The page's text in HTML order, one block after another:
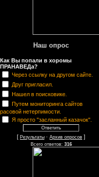
Наш опрос
Как Вы попали в хоромы
ПРАНАВЕДа?
Через ссылку на другом сайте.
Друг пригласил.
Нашел в поисковике.
Путем мониторинга сайтов
расовой нетерпимости.
Я просто "засланный казачок".
[ Результаты · Архив опросов ]
Всего ответов: 316